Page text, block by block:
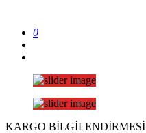
0
KARGO BİLGİLENDİRMESİ